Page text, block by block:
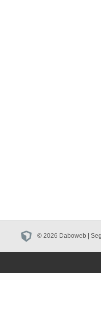
© 2026 Daboweb |